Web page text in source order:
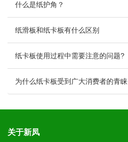
什么是纸护角？
纸滑板和纸卡板有什么区别
纸卡板使用过程中需要注意的问题?
为什么纸卡板受到广大消费者的青睐
关于新凤